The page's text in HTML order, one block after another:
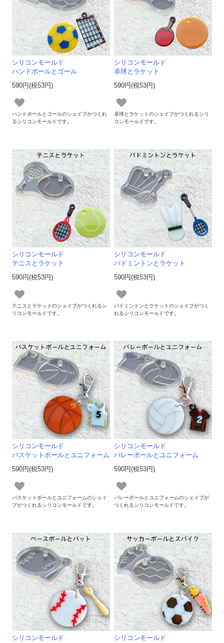
シリコンモールド
ハンドボールとゴール
590円(税53円)
ハンドボールとゴールのシェイプがつくれ
るシリコンモールドです。
シリコンモールド
卓球とラケット
590円(税53円)
卓球とラケットのシェイプがつくれるシリ
コンモールドです。
シリコンモールド
テニスとラケット
590円(税53円)
テニスとラケットのシェイプがつくれるシ
リコンモールドです。
シリコンモールド
バドミントンとラケット
590円(税53円)
バドミントンとラケットのシェイプがつく
れるシリコンモールドです。
シリコンモールド
バスケットボールとユニフォーム
590円(税53円)
バスケットボールとユニフォームのシェイ
プがつくれるシリコンモールドです。
シリコンモールド
バレーボールとユニフォーム
590円(税53円)
バレーボールとユニフォームのシェイプが
つくれるシリコンモールドです。
シリコンモールド
シリコンモールド